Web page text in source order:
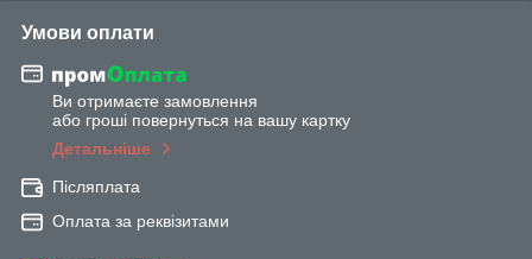
Умови оплати
Ви отримаєте замовлення
або гроші повернуться на вашу картку
Детальніше
Післяплата
Оплата за реквізитами